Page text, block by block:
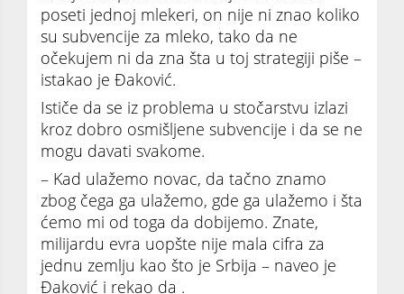
poseti jednoj mlekeri, on nije ni znao koliko
su subvencije za mleko, tako da ne
očekujem ni da zna šta u toj strategiji piše –
istakao je Đaković.
Ističe da se iz problema u stočarstvu izlazi
kroz dobro osmišljene subvencije i da se ne
mogu davati svakome.
– Kad ulažemo novac, da tačno znamo
zbog čega ga ulažemo, gde ga ulažemo i šta
ćemo mi od toga da dobijemo. Znate,
milijardu evra uopšte nije mala cifra za
jednu zemlju kao što je Srbija – naveo je
Đaković i rekao da .